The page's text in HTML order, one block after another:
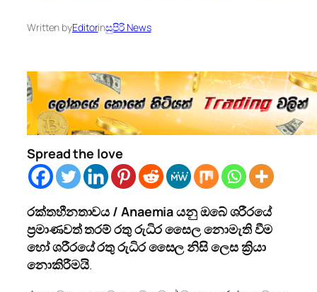
Written byEditorinසුපිරි News
Spread the love
රක්තහීනතාවය / Anaemiaයනු ඔබේ ශරීරයේ
ප්‍රමාණවත් තරම් රතු රුධිර සෛල නොමැති වීම
හෝ ශරීරයේ රතු රුධිර සෛල නිසි ලෙස ක්‍රියා
නොකිරීමයි.